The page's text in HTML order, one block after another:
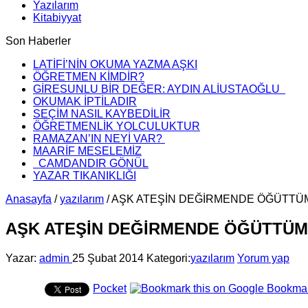
Yazılarım
Kitabiyyat
Son Haberler
LATİFİ’NİN OKUMA YAZMA AŞKI
ÖĞRETMEN KİMDİR?
GİRESUNLU BİR DEĞER: AYDIN ALİUSTAOĞLU
OKUMAK İPTİLADIR
SEÇİM NASIL KAYBEDİLİR
ÖĞRETMENLİK YOLCULUKTUR
RAMAZAN’IN NEYİ VAR?
MAARİF MESELEMİZ
CAMDANDIR GÖNÜL
YAZAR TIKANIKLIĞI
Anasayfa /yazılarım /AŞK ATEŞİN DEĞİRMENDE
AŞK ATEŞİN DEĞİRMENDE ÖĞÜTTÜM
Yazar: admin 25 Şubat 2014 Kategori:yazılarım Yorum yap
Pocket